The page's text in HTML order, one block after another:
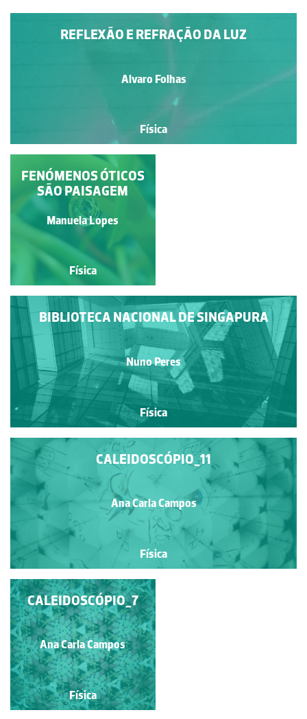
REFLEXÃO E REFRAÇÃO DA LUZ
Alvaro Folhas
Física
REFLEXÃO DA LUZ NO
MAR
NASA
Física
BIBLIOTECA NACIONAL DE SINGAPURA
Nuno Peres
Física
FENÓMENOS ÓTICOS
SÃO PAISAGEM
Manuela Lopes
Física
CALEIDOSCÓPIO_11
Ana Carla Campos
Física
CALEIDOSCÓPIO_10
Ana Carla Campos
Física
CALEIDOSCÓPIO_7
Ana Carla Campos
Física